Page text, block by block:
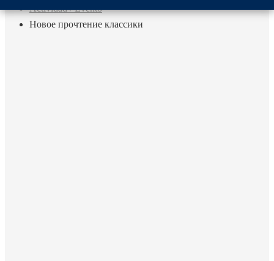
Actividad / Evento
Новое прочтение классики